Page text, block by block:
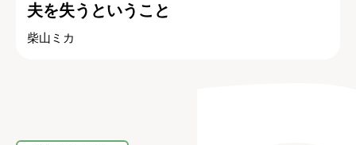
夫を失うということ
柴山ミカ